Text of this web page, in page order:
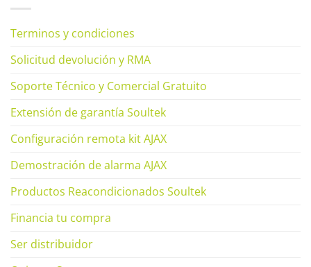
Terminos y condiciones
Solicitud devolución y RMA
Soporte Técnico y Comercial Gratuito
Extensión de garantía Soultek
Configuración remota kit AJAX
Demostración de alarma AJAX
Productos Reacondicionados Soultek
Financia tu compra
Ser distribuidor